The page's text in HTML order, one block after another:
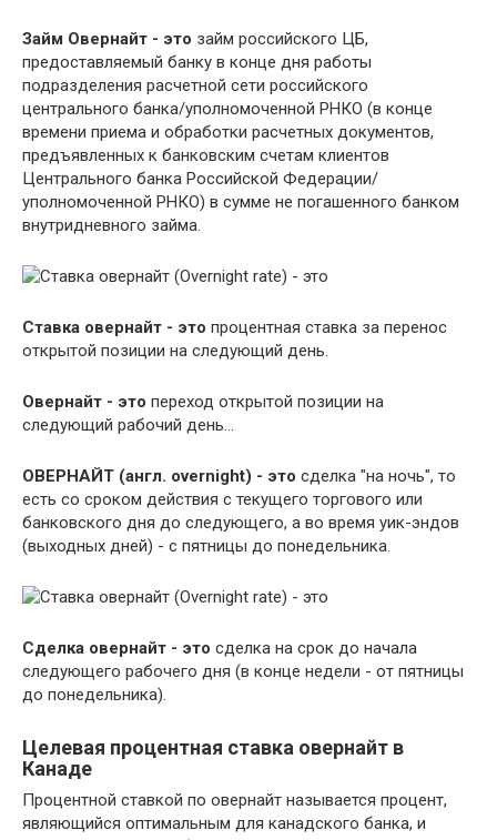
Займ Овернайт - это займ российского ЦБ,
предоставляемый банку в конце дня работы
подразделения расчетной сети российского
центрального банка/уполномоченной РНКО (в конце
времени приема и обработки расчетных документов,
предъявленных к банковским счетам клиентов
Центрального банка Российской Федерации/
уполномоченной РНКО) в сумме не погашенного банком
внутридневного займа.
Ставка овернайт - это процентная ставка за перенос
открытой позиции на следующий день.
Овернайт - это переход открытой позиции на
следующий рабочий день…
ОВЕРНАЙТ (англ. overnight) - это сделка "на ночь", то
есть со сроком действия с текущего торгового или
банковского дня до следующего, а во время уик-эндов
(выходных дней) - с пятницы до понедельника.
Сделка овернайт - это сделка на срок до начала
следующего рабочего дня (в конце недели - от пятницы
до понедельника).
Целевая процентная ставка овернайт в
Канаде
Процентной ставкой по овернайт называется процент,
являющийся оптимальным для канадского банка, и